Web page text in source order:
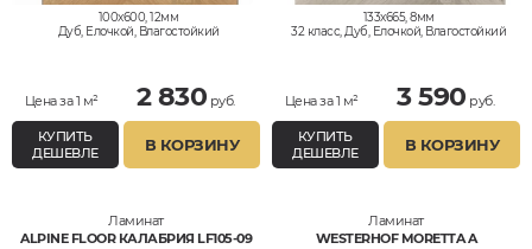
100x600, 12мм
Дуб, Елочкой, Влагостойкий
Цена за 1 м² 2 830 руб.
КУПИТЬ
ДЕШЕВЛЕ
В КОРЗИНУ
133x665, 8мм
32 класс, Дуб, Елочкой, Влагостойкий
Цена за 1 м² 3 590 руб.
КУПИТЬ
ДЕШЕВЛЕ
В КОРЗИНУ
Ламинат
ALPINE FLOOR КАЛАБРИЯ LF105-09
Ламинат
WESTERHOF MORETTA A